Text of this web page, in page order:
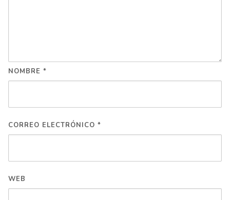
NOMBRE *
CORREO ELECTRÓNICO *
WEB